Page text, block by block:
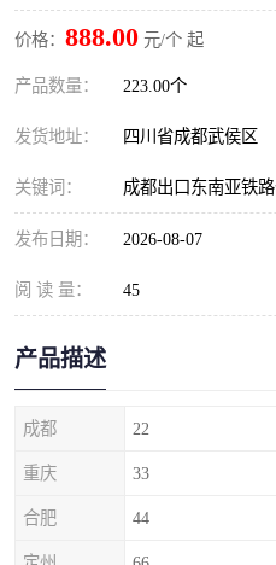
价格： 888.00 元/个 起
产品数量： 223.00个
发货地址： 四川省成都武侯区
关键词： 成都出口东南亚铁
发布日期： 2026-08-07
阅 读 量： 45
产品描述
成都 22
重庆 33
合肥 44